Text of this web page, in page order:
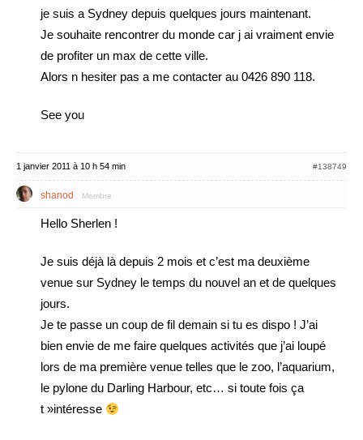
je suis a Sydney depuis quelques jours maintenant.
Je souhaite rencontrer du monde car j ai vraiment envie
de profiter un max de cette ville.
Alors n hesiter pas a me contacter au 0426 890 118.
See you
1 janvier 2011 à 10 h 54 min #138749
shanod Membre
Hello Sherlen !
Je suis déjà là depuis 2 mois et c’est ma deuxième
venue sur Sydney le temps du nouvel an et de quelques
jours.
Je te passe un coup de fil demain si tu es dispo ! J’ai
bien envie de me faire quelques activités que j’ai loupé
lors de ma première venue telles que le zoo, l’aquarium,
le pylone du Darling Harbour, etc… si toute fois ça
t »intéresse